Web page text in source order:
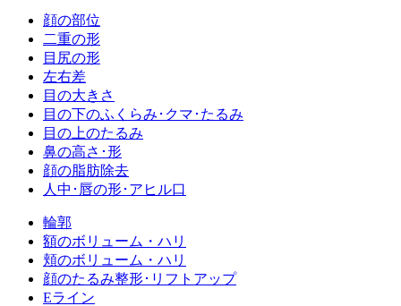
顔の部位
二重の形
目尻の形
左右差
目の大きさ
目の下のふくらみ･クマ･たるみ
目の上のたるみ
鼻の高さ･形
顔の脂肪除去
人中･唇の形･アヒル口
輪郭
額のボリューム・ハリ
頬のボリューム・ハリ
顔のたるみ整形･リフトアップ
Eライン